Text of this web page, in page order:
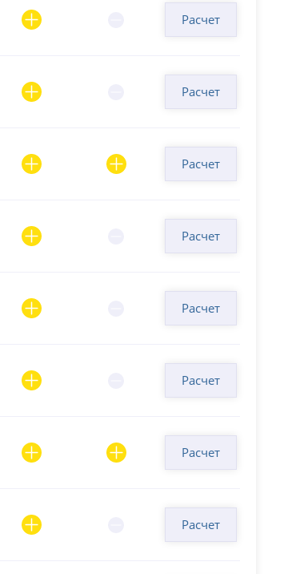
Расчет
Расчет
Расчет
Расчет
Расчет
Расчет
Расчет
Расчет